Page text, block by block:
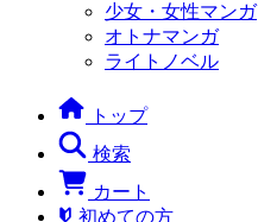
少女・女性マンガ
オトナマンガ
ライトノベル
トップ
検索
カート
初めての方